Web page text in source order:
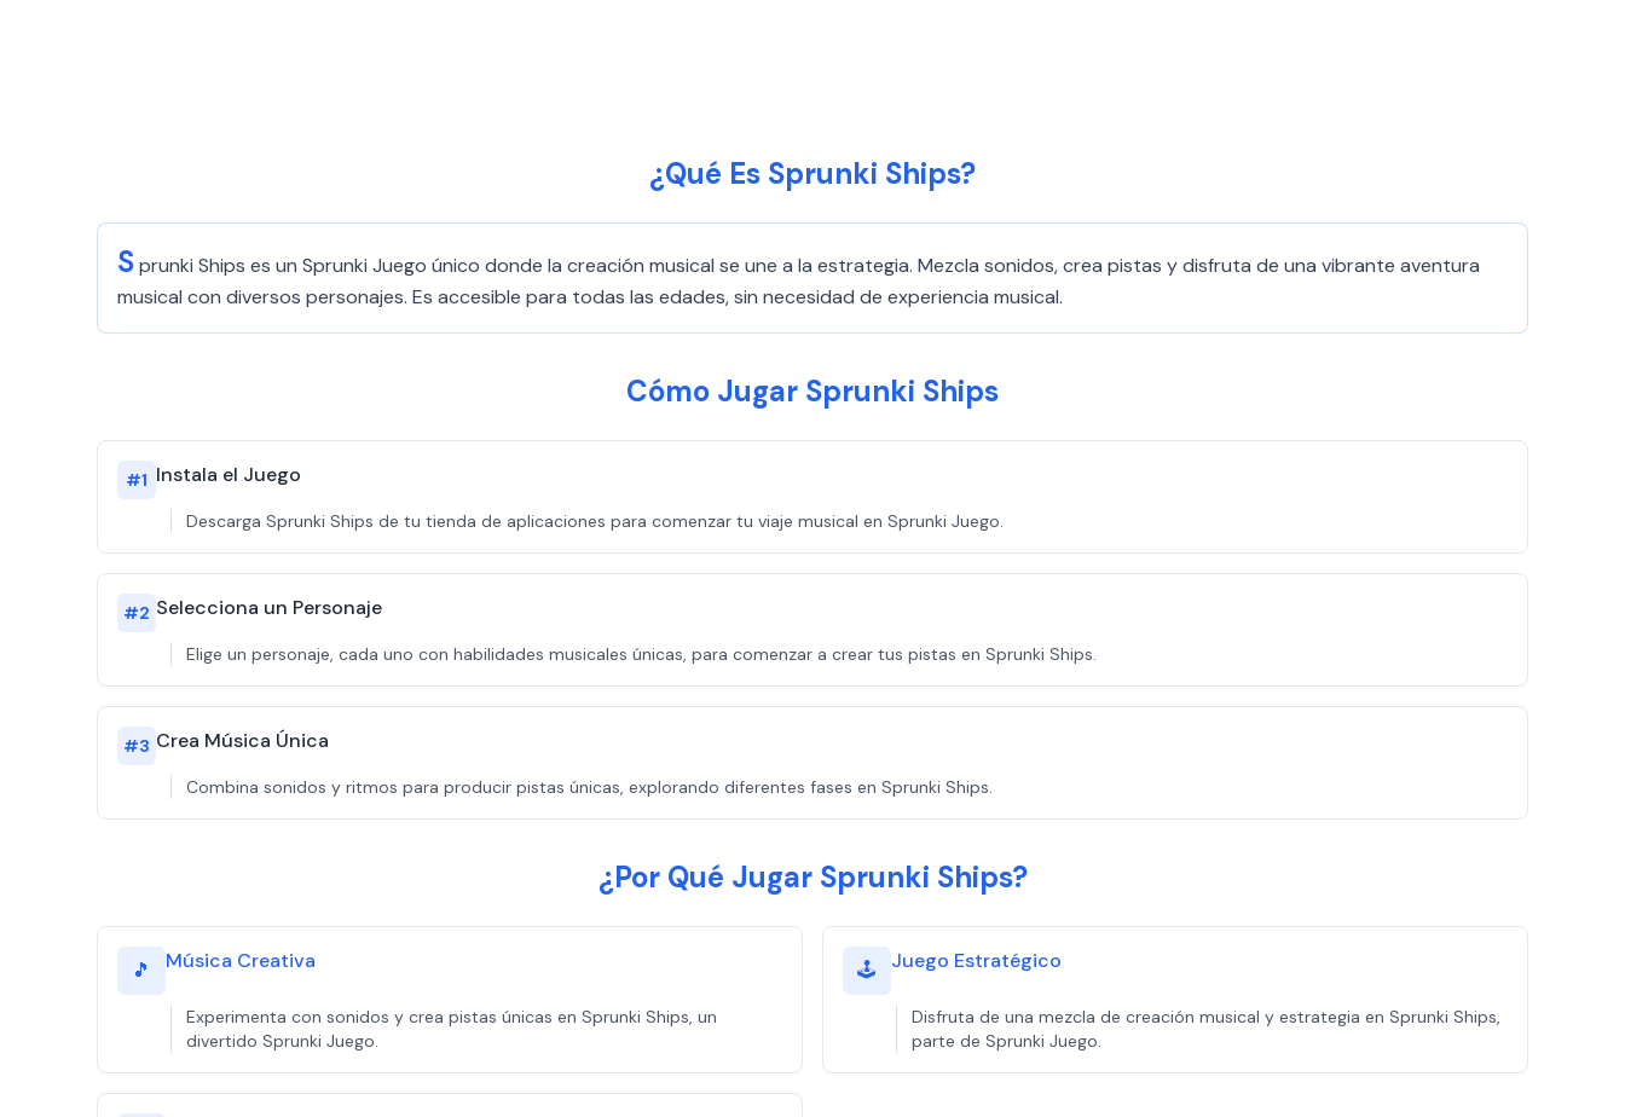
¿Qué Es Sprunki Ships?
Sprunki Ships es un Sprunki Juego único donde la creación musical se une a la estrategia. Mezcla sonidos, crea pistas y disfruta de una vibrante aventura
musical con diversos personajes. Es accesible para todas las edades, sin necesidad de experiencia musical.
Cómo Jugar Sprunki Ships
#1 Instala el Juego
Descarga Sprunki Ships de tu tienda de aplicaciones para comenzar tu viaje musical en Sprunki Juego.
#2 Selecciona un Personaje
Elige un personaje, cada uno con habilidades musicales únicas, para comenzar a crear tus pistas en Sprunki Ships.
#3 Crea Música Única
Combina sonidos y ritmos para producir pistas únicas, explorando diferentes fases en Sprunki Ships.
¿Por Qué Jugar Sprunki Ships?
🎵 Música Creativa
Experimenta con sonidos y crea pistas únicas en Sprunki Ships, un
divertido Sprunki Juego.
🕹️ Juego Estratégico
Disfruta de una mezcla de creación musical y estrategia en Sprunki Ships,
parte de Sprunki Juego.